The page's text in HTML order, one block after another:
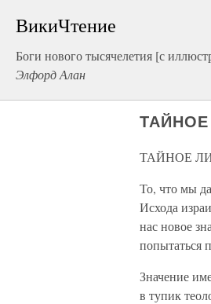
ВикиЧтение
Боги нового тысячелетия [с
Элфорд Алан
ТАЙНОЕ
То, что мы
Исхода
нас новое
попытаться
Значение
в тупик